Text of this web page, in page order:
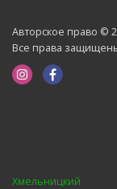
Авторское право ©
Все права
Хмельницкий